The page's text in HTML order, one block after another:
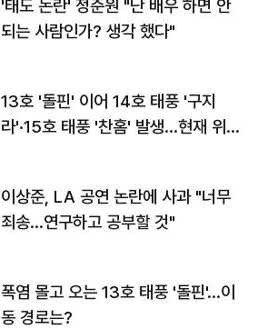
'태도 논란' 정준원 "난 배우 하면 안
되는 사람인가? 생각 했다"
13호 '돌핀' 이어 14호 태풍 '구지
라'·15호 태풍 '찬홈' 발생…현재 위
이상준, LA 공연 논란에 사과 "너무
죄송…연구하고 공부할 것"
폭염 몰고 오는 13호 태풍 '돌핀'…이
동 경로는?